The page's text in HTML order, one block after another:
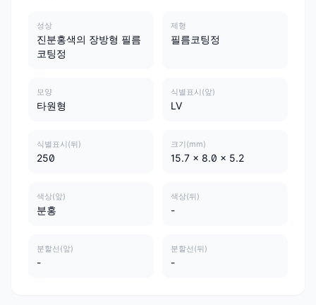
성상
진분홍색의 장방형 필름
코팅정
제형
필름코팅정
모양
타원형
식별표시(앞)
LV
식별표시(뒤)
250
크기(mm)
15.7 x 8.0 x 5.2
색상(앞)
분홍
색상(뒤)
-
분할선(앞)
-
분할선(뒤)
-